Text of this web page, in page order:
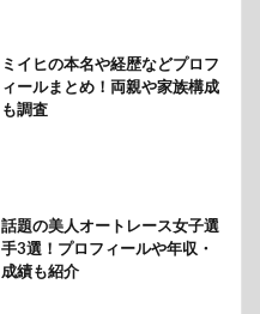
ミイヒの本名や経歴などプロフ
ィールまとめ！両親や家族構成
も調査
話題の美人オートレース女子選
手3選！プロフィールや年収・
成績も紹介